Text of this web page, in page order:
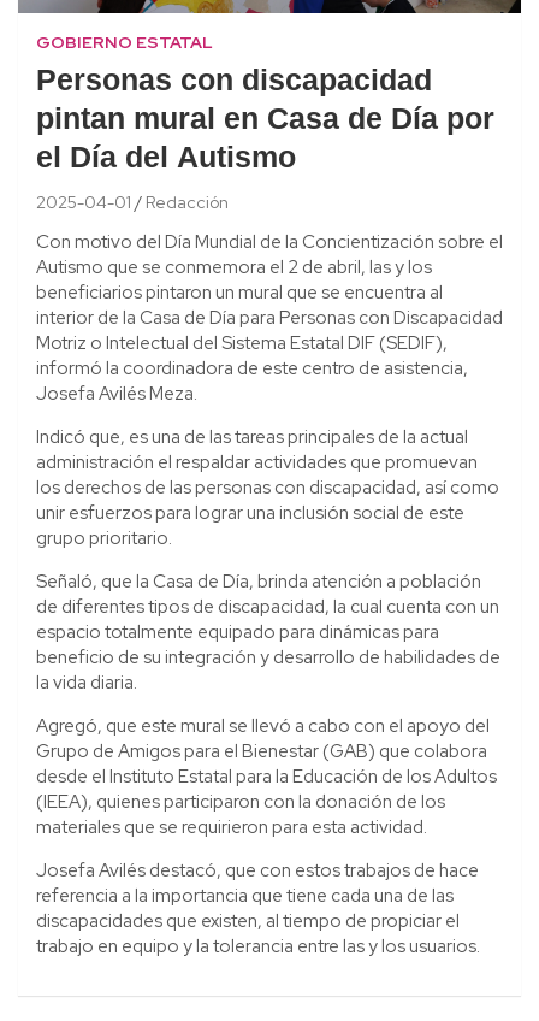
GOBIERNO ESTATAL
Personas con discapacidad
pintan mural en Casa de Día por
el Día del Autismo
2025-04-01 Redacción
Con motivo del Día Mundial de la Concientización sobre el
Autismo que se conmemora el 2 de abril, las y los
beneficiarios pintaron un mural que se encuentra al
interior de la Casa de Día para Personas con Discapacidad
Motriz o Intelectual del Sistema Estatal DIF (SEDIF),
informó la coordinadora de este centro de asistencia,
Josefa Avilés Meza.
Indicó que, es una de las tareas principales de la actual
administración el respaldar actividades que promuevan
los derechos de las personas con discapacidad, así como
unir esfuerzos para lograr una inclusión social de este
grupo prioritario.
Señaló, que la Casa de Día, brinda atención a población
de diferentes tipos de discapacidad, la cual cuenta con un
espacio totalmente equipado para dinámicas para
beneficio de su integración y desarrollo de habilidades de
la vida diaria.
Agregó, que este mural se llevó a cabo con el apoyo del
Grupo de Amigos para el Bienestar (GAB) que colabora
desde el Instituto Estatal para la Educación de los Adultos
(IEEA), quienes participaron con la donación de los
materiales que se requirieron para esta actividad.
Josefa Avilés destacó, que con estos trabajos de hace
referencia a la importancia que tiene cada una de las
discapacidades que existen, al tiempo de propiciar el
trabajo en equipo y la tolerancia entre las y los usuarios.